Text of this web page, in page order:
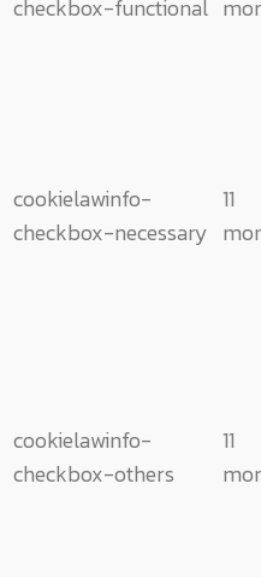
checkbox-functional
cookielawinfo-
checkbox-necessary
11
cookielawinfo-
checkbox-others
11